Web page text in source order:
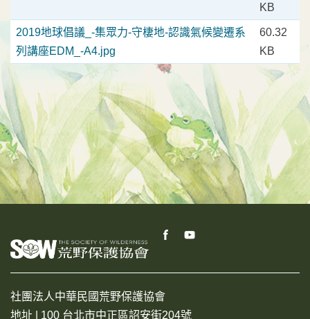
KB
2019地球倡議_-集眾力-守棲地-認識氣候變遷系
列講座EDM_-A4.jpg
60.32
KB
社團法人中華民國荒野保護協會
地址 | 100 台北市中正區詔安街204號